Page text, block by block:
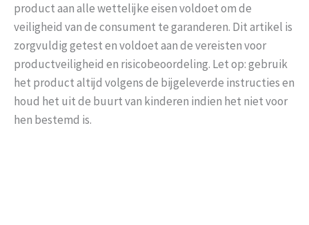
product aan alle wettelijke eisen voldoet om de
veiligheid van de consument te garanderen. Dit artikel is
zorgvuldig getest en voldoet aan de vereisten voor
productveiligheid en risicobeoordeling. Let op: gebruik
het product altijd volgens de bijgeleverde instructies en
houd het uit de buurt van kinderen indien het niet voor
hen bestemd is.